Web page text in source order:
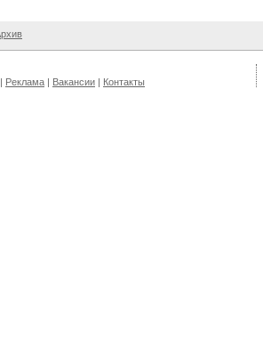
| Реклама | Вакансии | Контакты